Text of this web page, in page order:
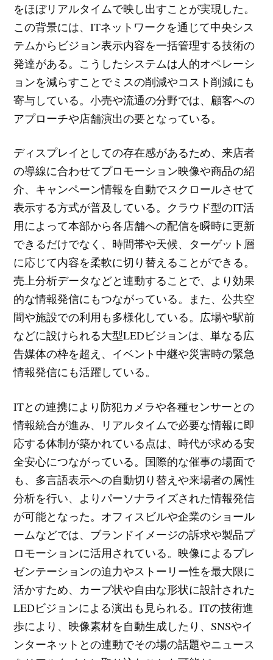
をほぼリアルタイムで映し出すことが実現した。
この背景には、ITネットワークを通じて中央シス
テムからビジョン表示内容を一括管理する技術の
発達がある。こうしたシステムは人的オペレーシ
ョンを減らすことでミスの削減やコスト削減にも
寄与している。小売や流通の分野では、顧客への
アプローチや店舗演出の要となっている。
ディスプレイとしての存在感があるため、来店者
の導線に合わせてプロモーション映像や商品の紹
介、キャンペーン情報を自動でスクロールさせて
表示する方式が普及している。クラウド型のIT活
用によって本部から各店舗への配信を瞬時に更新
できるだけでなく、時間帯や天候、ターゲット層
に応じて内容を柔軟に切り替えることができる。
売上分析データなどと連動することで、より効果
的な情報発信にもつながっている。また、公共空
間や施設での利用も多様化している。広場や駅前
などに設けられる大型LEDビジョンは、単なる広
告媒体の枠を超え、イベント中継や災害時の緊急
情報発信にも活躍している。
ITとの連携により防犯カメラや各種センサーとの
情報統合が進み、リアルタイムで必要な情報に即
応する体制が築かれている点は、時代が求める安
全安心につながっている。国際的な催事の場面で
も、多言語表示への自動切り替えや来場者の属性
分析を行い、よりパーソナライズされた情報発信
が可能となった。オフィスビルや企業のショール
ームなどでは、ブランドイメージの訴求や製品プ
ロモーションに活用されている。映像によるプレ
ゼンテーションの迫力やストーリー性を最大限に
活かすため、カーブ状や自由な形状に設計された
LEDビジョンによる演出も見られる。ITの技術進
歩により、映像素材を自動生成したり、SNSやイ
ンターネットとの連動でその場の話題やニュース